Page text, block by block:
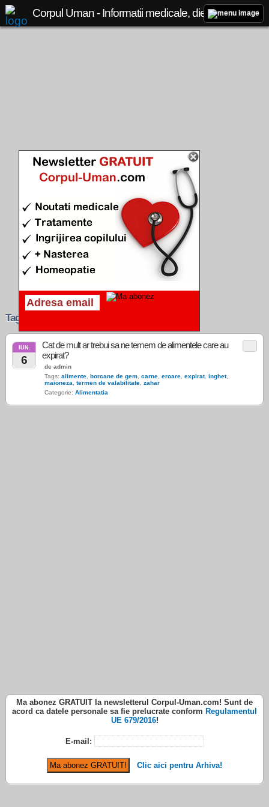
Corpul Uman - Informatii medicale, diete de slabit, boli si afectiuni
Tags › inghet
IUN.
6
Cat de mult ar trebui sa ne temem de alimentele care au
expirat?
de admin
Tags: alimente borcane de gem carne eroare expirat, inghet,
maioneza
termen de valabilitate zahar
Categorie: Alimentatia
Ma abonez GRATUIT la newsletterul Corpul-Uman.com! Sunt de
acord ca datele personale sa fie prelucrate conform Regulamentul
UE 679/2016!
E-mail:
Clic aici pentru Arhiva!